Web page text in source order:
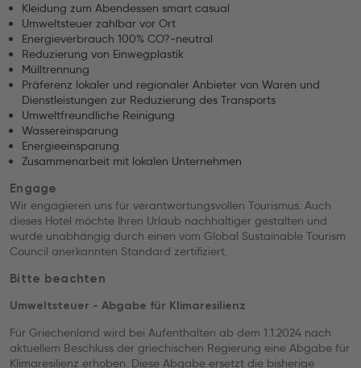
Kleidung zum Abendessen smart casual
Umweltsteuer zahlbar vor Ort
Energieverbrauch 100% CO?-neutral
Reduzierung von Einwegplastik
Mülltrennung
Präferenz lokaler und regionaler Anbieter von Waren und
Dienstleistungen zur Reduzierung des Transports
Umweltfreundliche Reinigung
Wassereinsparung
Energieeinsparung
Zusammenarbeit mit lokalen Unternehmen
Engage
Wir engagieren uns für verantwortungsvollen Tourismus. Auch
dieses Hotel möchte Ihren Urlaub nachhaltiger gestalten und
wurde unabhängig durch einen vom Global Sustainable Tourism
Council anerkannten Standard zertifiziert.
Bitte beachten
Umweltsteuer - Abgabe für Klimaresilienz
Für Griechenland wird bei Aufenthalten ab dem 1.1.2024 nach
aktuellem Beschluss der griechischen Regierung eine Abgabe für
Klimaresilienz erhoben. Diese Abgabe ersetzt die bisherige